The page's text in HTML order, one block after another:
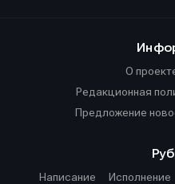
О
Редакционная
Предложение
Написание
Исполнение